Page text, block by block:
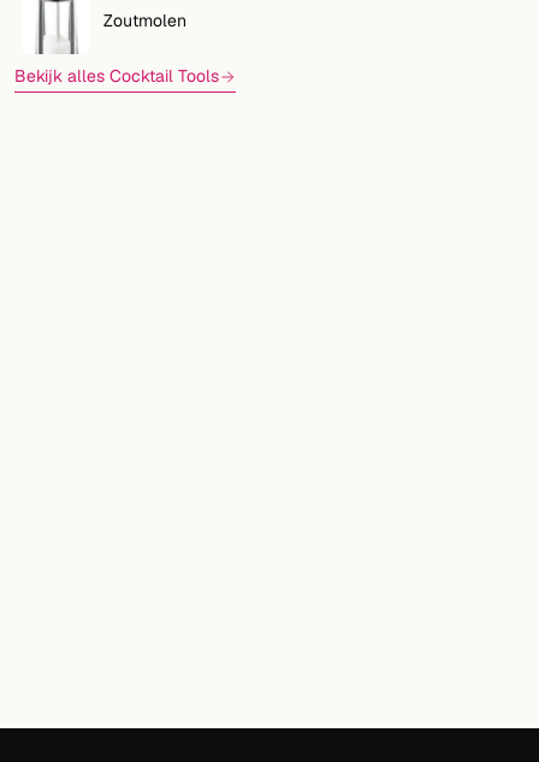
Zoutmolen
Bekijk alles Cocktail Tools